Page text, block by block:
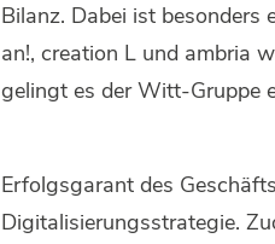
Bilanz. Dabei ist besonders
an!, creation L und ambria
gelingt es der Witt-Gruppe
Erfolgsgarant des
Digitalisierungsstrategie.